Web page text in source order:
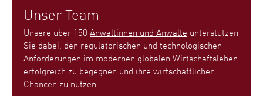
Unser Team
Unsere über 150 Anwältinnen und Anwälte unterstützen
Sie dabei, den regulatorischen und technologischen
Anforderungen im modernen globalen Wirtschaftsleben
erfolgreich zu begegnen und ihre wirtschaftlichen
Chancen zu nutzen.